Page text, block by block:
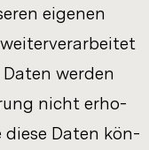
ei­ge­nen
wer­den
nicht er­ho­
diese Daten kön­